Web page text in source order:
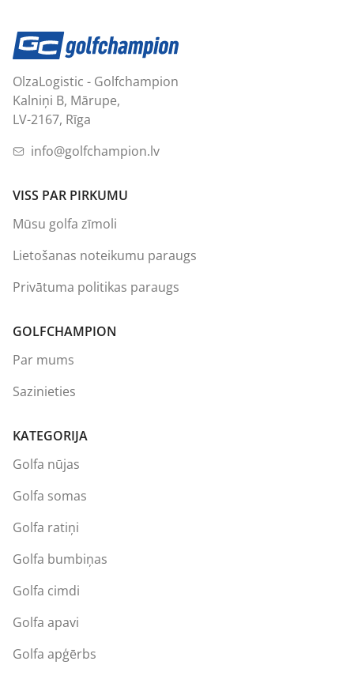
OlzaLogistic - Golfchampion
Kalniņi B, Mārupe,
LV-2167, Rīga
info@golfchampion.lv
VISS PAR PIRKUMU
Mūsu golfa zīmoli
Lietošanas noteikumu paraugs
Privātuma politikas paraugs
GOLFCHAMPION
Par mums
Sazinieties
KATEGORIJA
Golfa nūjas
Golfa somas
Golfa ratiņi
Golfa bumbiņas
Golfa cimdi
Golfa apavi
Golfa apģērbs